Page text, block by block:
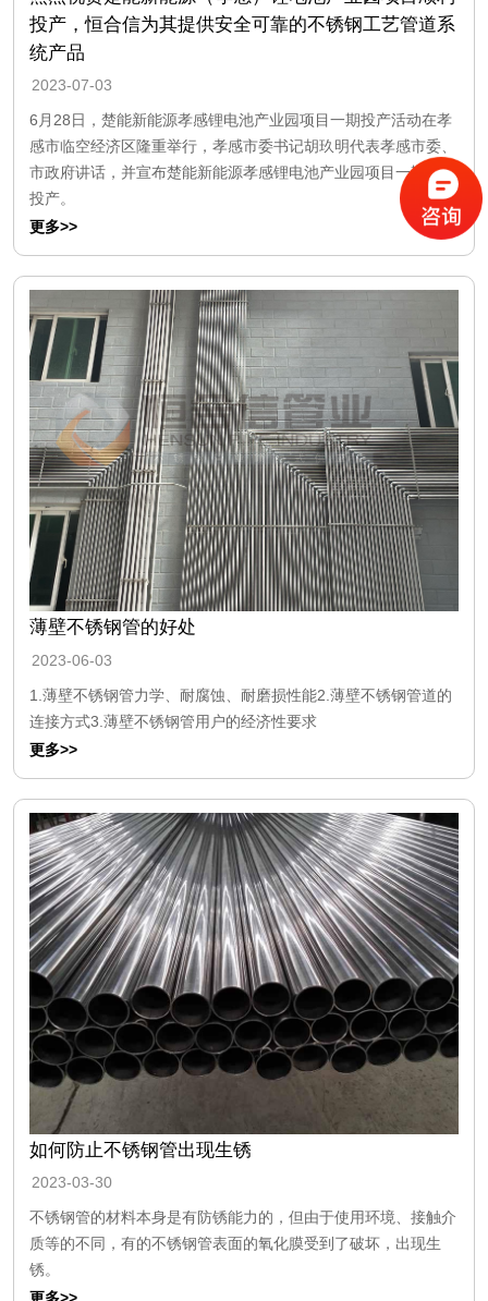
投产，恒合信为其提供安全可靠的不锈钢工艺管道系
统产品
2023-07-03
6月28日，楚能新能源孝感锂电池产业园项目一期投产活动在孝
感市临空经济区隆重举行，孝感市委书记胡玖明代表孝感市委、
市政府讲话，并宣布楚能新能源孝感锂电池产业园项目一期正式
投产。
更多>>
薄壁不锈钢管的好处
2023-06-03
1.薄壁不锈钢管力学、耐腐蚀、耐磨损性能2.薄壁不锈钢管道的
连接方式3.薄壁不锈钢管用户的经济性要求
更多>>
如何防止不锈钢管出现生锈
2023-03-30
不锈钢管的材料本身是有防锈能力的，但由于使用环境、接触介
质等的不同，有的不锈钢管表面的氧化膜受到了破坏，出现生
锈。